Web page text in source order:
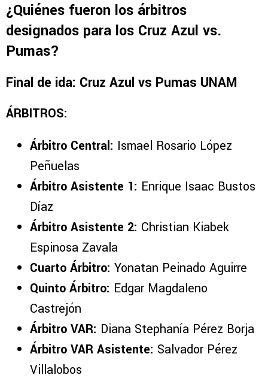
¿Quiénes fueron los árbitros
designados para los Cruz Azul vs.
Pumas?
Final de ida: Cruz Azul vs Pumas UNAM
ÁRBITROS:
Árbitro Central: Ismael Rosario López
Peñuelas
Árbitro Asistente 1: Enrique Isaac Bustos
Díaz
Árbitro Asistente 2: Christian Kiabek
Espinosa Zavala
Cuarto Árbitro: Yonatan Peinado Aguirre
Quinto Árbitro: Edgar Magdaleno
Castrejón
Árbitro VAR: Diana Stephanía Pérez Borja
Árbitro VAR Asistente: Salvador Pérez
Villalobos